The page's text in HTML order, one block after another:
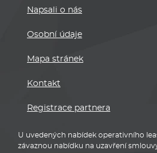
Napsali o nás
Osobní údaje
Mapa stránek
Kontakt
Registrace partnera
U uvedených nabídek operativního
závaznou nabídku na uzavření